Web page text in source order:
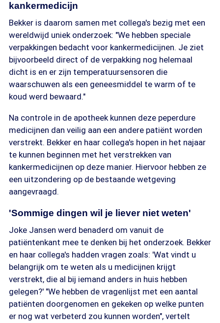
kankermedicijn
Bekker is daarom samen met collega's bezig met een
wereldwijd uniek onderzoek: "We hebben speciale
verpakkingen bedacht voor kankermedicijnen. Je ziet
bijvoorbeeld direct of de verpakking nog helemaal
dicht is en er zijn temperatuursensoren die
waarschuwen als een geneesmiddel te warm of te
koud werd bewaard."
Na controle in de apotheek kunnen deze peperdure
medicijnen dan veilig aan een andere patiënt worden
verstrekt. Bekker en haar collega's hopen in het najaar
te kunnen beginnen met het verstrekken van
kankermedicijnen op deze manier. Hiervoor hebben ze
een uitzondering op de bestaande wetgeving
aangevraagd.
'Sommige dingen wil je liever niet weten'
Joke Jansen werd benaderd om vanuit de
patiëntenkant mee te denken bij het onderzoek. Bekker
en haar collega's hadden vragen zoals: 'Wat vindt u
belangrijk om te weten als u medicijnen krijgt
verstrekt, die al bij iemand anders in huis hebben
gelegen?' "We hebben de vragenlijst met een aantal
patiënten doorgenomen en gekeken op welke punten
er nog wat verbeterd zou kunnen worden", vertelt